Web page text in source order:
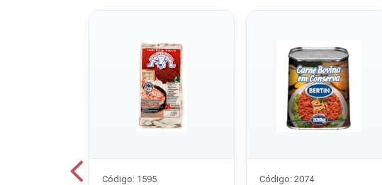
Código: 1595 Código: 2074